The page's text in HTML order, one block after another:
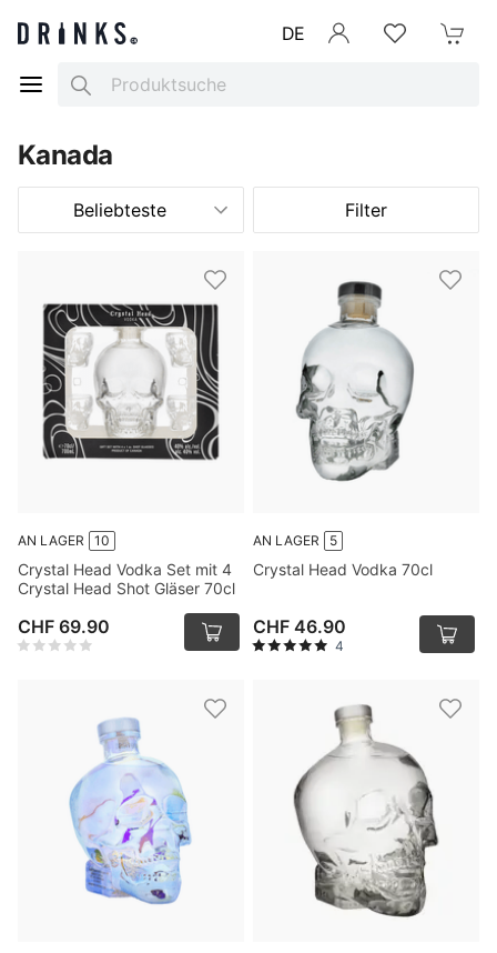
DE
Search
Kanada
Beliebteste Filter
AN LAGER 10
Crystal Head Vodka Set mit 4
Crystal Head Shot Gläser 70cl
CHF 69.90
AN LAGER 5
Crystal Head Vodka 70cl
CHF 46.90
4